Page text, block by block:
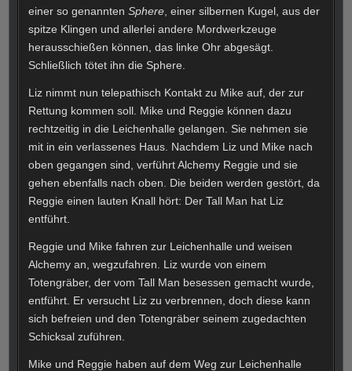
einer so genanntenSphere , einer silbernen Kugel, aus der
spitze Klingen und allerlei andere Mordwerkzeuge
herausschießen können, das linke Ohr abgesägt.
Schließlich tötet ihn die Sphere.
Liz nimmt nun telepathisch Kontakt zu Mike auf, der zur
Rettung kommen soll. Mike und Reggie können dazu
rechtzeitig in die Leichenhalle gelangen. Sie nehmen sie
mit in ein verlassenes Haus. Nachdem Liz und Mike nach
oben gegangen sind, verführt Alchemy Reggie und sie
gehen ebenfalls nach oben. Die beiden werden gestört, da
Reggie einen lauten Knall hört: Der Tall Man hat Liz
entführt.
Reggie und Mike fahren zur Leichenhalle und weisen
Alchemy an, wegzufahren. Liz wurde von einem
Totengräber, der vom Tall Man besessen gemacht wurde,
entführt. Er versucht Liz zu verbrennen, doch diese kann
sich befreien und den Totengräber seinem zugedachten
Schicksal zuführen.
Mike und Reggie haben auf dem Weg zur Leichenhalle